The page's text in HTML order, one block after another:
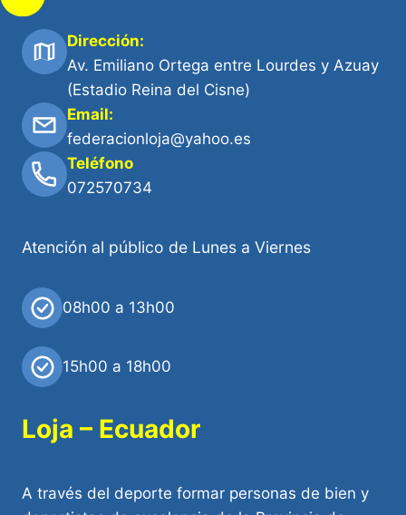
Dirección:
Av. Emiliano Ortega entre Lourdes y Azuay
(Estadio Reina del Cisne)
Email:
federacionloja@yahoo.es
Teléfono
072570734
Atención al público de Lunes a Viernes
08h00 a 13h00
15h00 a 18h00
Loja – Ecuador
A través del deporte formar personas de bien y